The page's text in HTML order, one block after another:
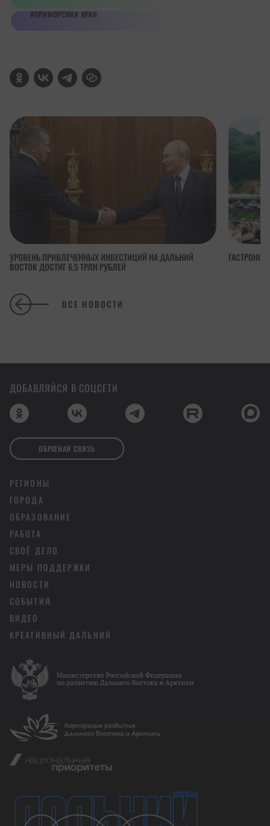
ПРИМОРСКИЙ КРАЙ
УРОВЕНЬ ПРИВЛЕЧЕННЫХ ИНВЕСТИЦИЙ НА ДАЛЬНИЙ
ВОСТОК ДОСТИГ 6,5 ТРЛН РУБЛЕЙ
ВСЕ НОВОСТИ
РЕГИОНЫ
ГОРОДА
ОБРАЗОВАНИЕ
РАБОТА
СВОЁ ДЕЛО
МЕРЫ ПОДДЕРЖКИ
НОВОСТИ
СОБЫТИЯ
ВИДЕО
КРЕАТИВНЫЙ ДАЛЬНИЙ
ДОБАВЛЯЙСЯ В СОЦСЕТИ
ОБРАТНАЯ СВЯЗЬ